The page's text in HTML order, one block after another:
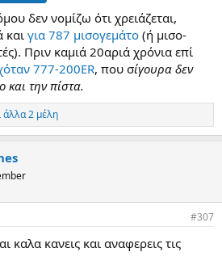
δεν νομίζω ότι χρειάζεται,
και για 787 μισογεμάτο (ή μισο-
Πριν καμιά 20αριά χρόνια επί
777-200ER, που σίγουρα δεν
και την πίστα.
άλλα 2 μέλη
#307
καλα κανεις και αναφερεις τις